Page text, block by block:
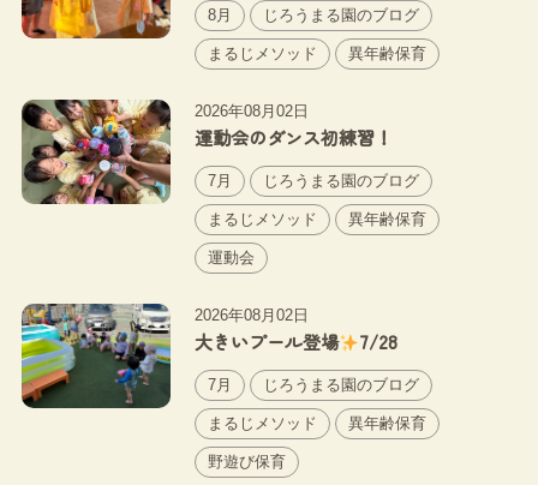
8月 じろうまる園のブログ
まるじメソッド 異年齢保育
2026年08月02日
運動会のダンス初練習！
7月 じろうまる園のブログ
まるじメソッド 異年齢保育
運動会
2026年08月02日
大きいプール登場 7/28
7月 じろうまる園のブログ
まるじメソッド 異年齢保育
野遊び保育